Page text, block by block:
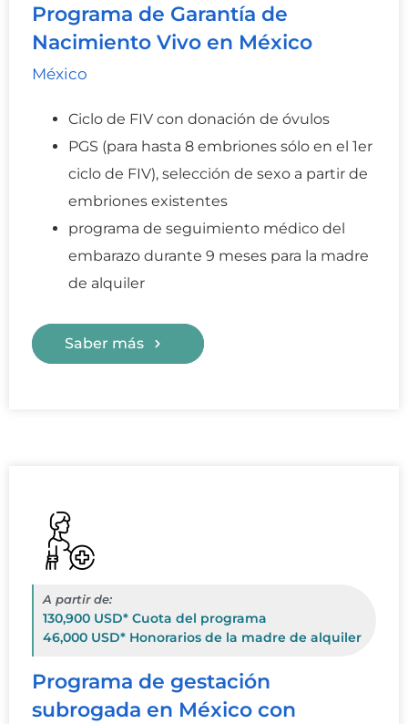
Programa de Garantía de
Nacimiento Vivo en México
México
Ciclo de FIV con donación de óvulos
PGS (para hasta 8 embriones sólo en el 1er
ciclo de FIV), selección de sexo a partir de
embriones existentes
programa de seguimiento médico del
embarazo durante 9 meses para la madre
de alquiler
Saber más
A partir de:
130,900 USD* Cuota del programa
46,000 USD* Honorarios de la madre de alquiler
Programa de gestación
subrogada en México con